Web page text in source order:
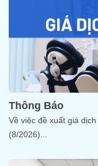
Thông Báo
Về việc đề xuất giá
(8/2026)